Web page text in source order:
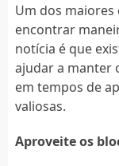
Um dos maiores
encontrar
notícia é que
ajudar a manter
em tempos de
valiosas.
Aproveite os